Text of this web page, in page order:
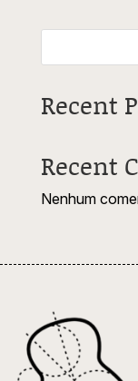
Recent
Recent
Nenhum